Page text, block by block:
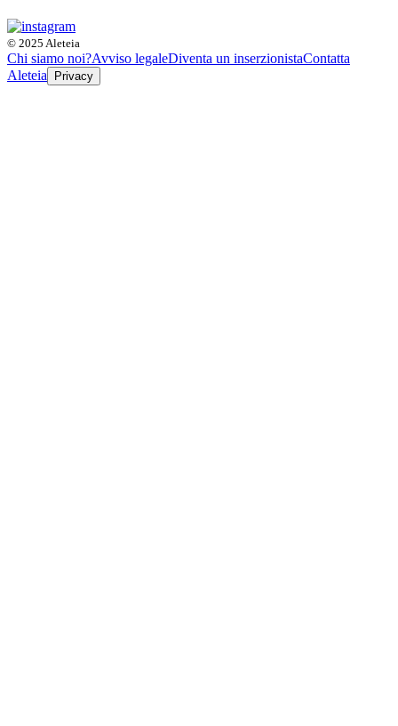
© 2025 Aleteia
Chi siamo noi?Avviso legaleDiventa un inserzionistaContatta
Aleteia
Privacy